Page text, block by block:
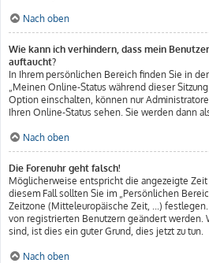
Nach oben
Wie kann ich verhindern, dass mein
auftaucht?
In Ihrem persönlichen Bereich finden Sie in
„Meinen Online-Status während dieser
Option einschalten, können nur
Ihren Online-Status sehen. Sie werden dann
Nach oben
Die Forenuhr geht falsch!
Möglicherweise entspricht die angezeigte
diesem Fall sollten Sie im „Persönlichen
Zeitzone (Mitteleuropäische Zeit, ...)
von registrierten Benutzern geändert werden.
sind, ist dies ein guter Grund, dies jetzt zu tun.
Nach oben